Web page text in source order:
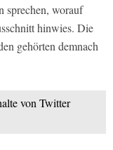
sprechen, worauf
hinwies. Die
gehörten demnach
von Twitter